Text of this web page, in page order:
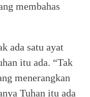
membahas
ada satu ayat
itu ada. “Tak
menerangkan
Tuhan itu ada